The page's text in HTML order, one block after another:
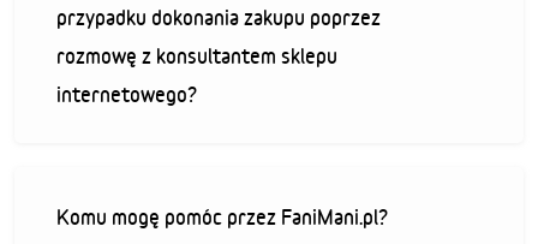
przypadku dokonania zakupu poprzez
rozmowę z konsultantem sklepu
internetowego?
Komu mogę pomóc przez FaniMani.pl?